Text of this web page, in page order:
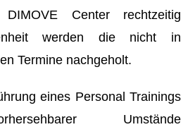
Center rechtzeitig
werden die nicht in
Termine nachgeholt.
eines Personal Trainings
Umstände